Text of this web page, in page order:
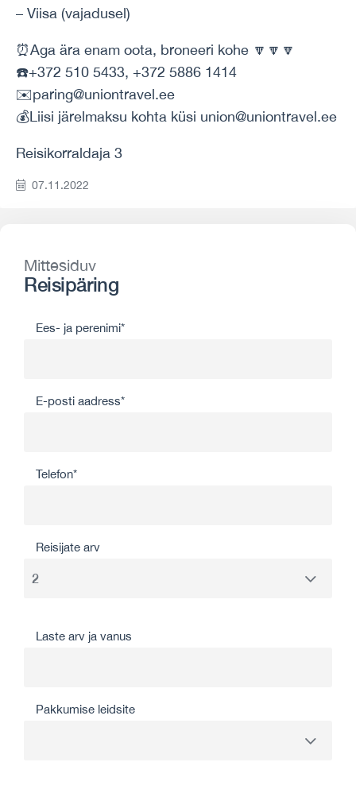
– Viisa (vajadusel)
⏰Aga ära enam oota, broneeri kohe 🔽🔽🔽
☎️+372 510 5433, +372 5886 1414
✉️paring@uniontravel.ee
💰Liisi järelmaksu kohta küsi union@uniontravel.ee
Reisikorraldaja 3
07.11.2022
Mittesiduv
Reisipäring
Ees- ja perenimi*
E-posti aadress*
Telefon*
Reisijate arv
Laste arv ja vanus
Pakkumise leidsite